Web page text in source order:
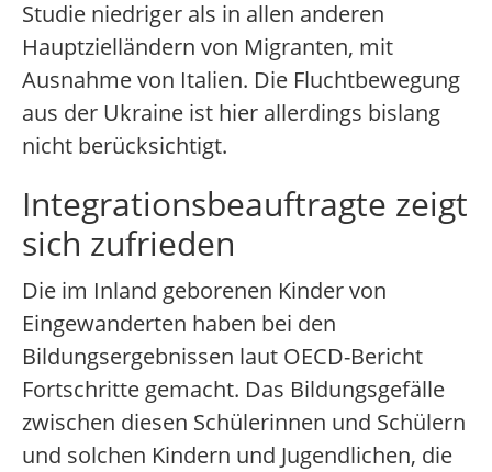
Studie niedriger als in allen anderen
Hauptzielländern von Migranten, mit
Ausnahme von Italien. Die Fluchtbewegung
aus der Ukraine ist hier allerdings bislang
nicht berücksichtigt.
Integrationsbeauftragte zeigt
sich zufrieden
Die im Inland geborenen Kinder von
Eingewanderten haben bei den
Bildungsergebnissen laut OECD-Bericht
Fortschritte gemacht. Das Bildungsgefälle
zwischen diesen Schülerinnen und Schülern
und solchen Kindern und Jugendlichen, die